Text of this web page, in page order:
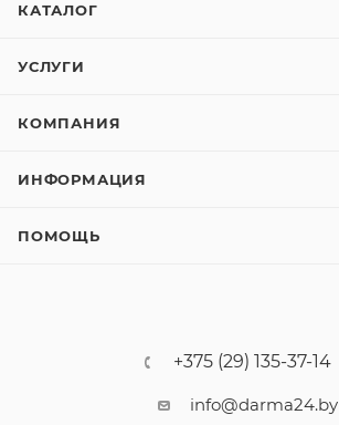
КАТАЛОГ
УСЛУГИ
КОМПАНИЯ
ИНФОРМАЦИЯ
ПОМОЩЬ
+375 (29) 135-37-14
info@darma24.by